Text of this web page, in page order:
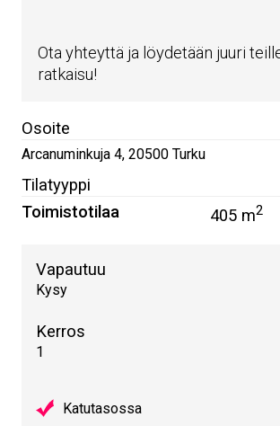
Ota yhteyttä ja löydetään juuri
ratkaisu!
Osoite
Arcanuminkuja 4, 20500 Turku
Tilatyyppi
Toimistotilaa
405 m2
Vapautuu
Kysy
Kerros
1
Katutasossa